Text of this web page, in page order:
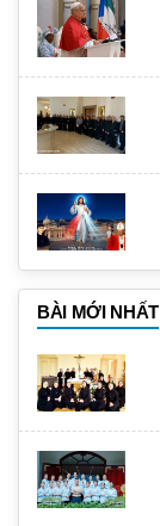
BÀI MỚI NHẤT